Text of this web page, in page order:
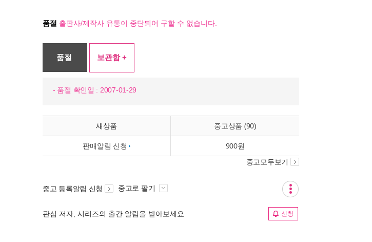
품절 출판사/제작사 유통이 중단되어 구할 수 없습니다.
품절 보관함 +
- 품절 확인일 : 2007-01-29
새상품 중고상품 (90)
판매알림 신청 900원
중고모두보기
중고 등록알림 신청 중고로 팔기
관심 저자, 시리즈의 출간 알림을 받아보세요 신청